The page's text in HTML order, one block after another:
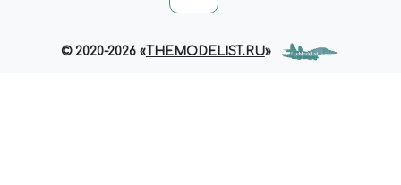
'TYPE': 'POST', 'CACHE': FALSE,
'DATATYPE': 'JSON', 'DATA':
{'BASKET': 'Y', 'COMPARE': 'Y',
© 2020-2026 «THEMODELIST.RU»